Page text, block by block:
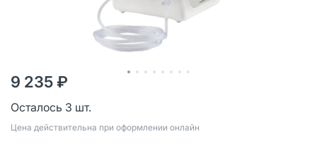
9 235 ₽
Осталось 3 шт.
Цена действительна при оформлении онлайн